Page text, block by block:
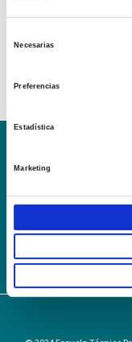
Necesarias
Preferencias
Estadística
Marketing
Política de Privacidad